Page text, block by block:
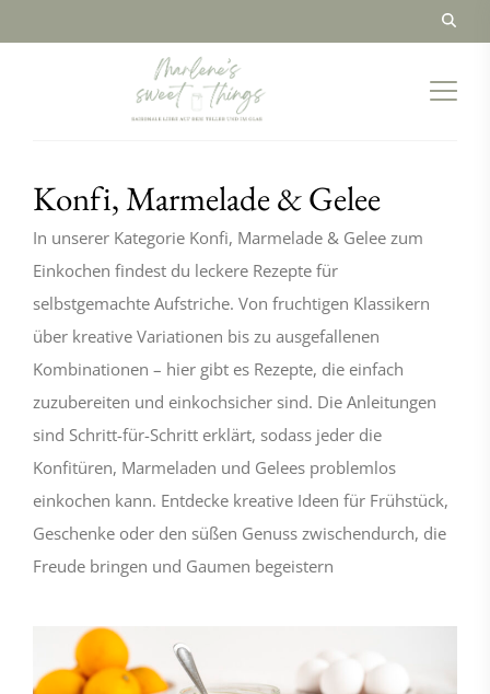
Konfi, Marmelade & Gelee
In unserer Kategorie Konfi, Marmelade & Gelee zum
Einkochen findest du leckere Rezepte für
selbstgemachte Aufstriche. Von fruchtigen Klassikern
über kreative Variationen bis zu ausgefallenen
Kombinationen – hier gibt es Rezepte, die einfach
zuzubereiten und einkochsicher sind. Die Anleitungen
sind Schritt-für-Schritt erklärt, sodass jeder die
Konfitüren, Marmeladen und Gelees problemlos
einkochen kann. Entdecke kreative Ideen für Frühstück,
Geschenke oder den süßen Genuss zwischendurch, die
Freude bringen und Gaumen begeistern